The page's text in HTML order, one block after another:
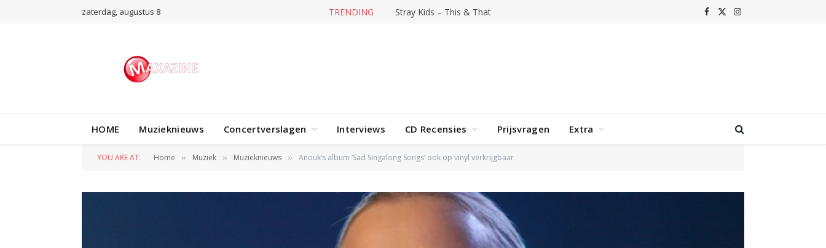
zaterdag, augustus 8 TRENDING Hit-producer William Orbit overleden Facebook
X
Instagram
HOME Muzieknieuws Concertverslagen Interviews CD Recensies Prijsvragen Extra
YOU ARE AT: Home » Muziek » Muzieknieuws » Anouk’s album ‘Sad Singalong Songs’ ook op vinyl verkrijgbaar